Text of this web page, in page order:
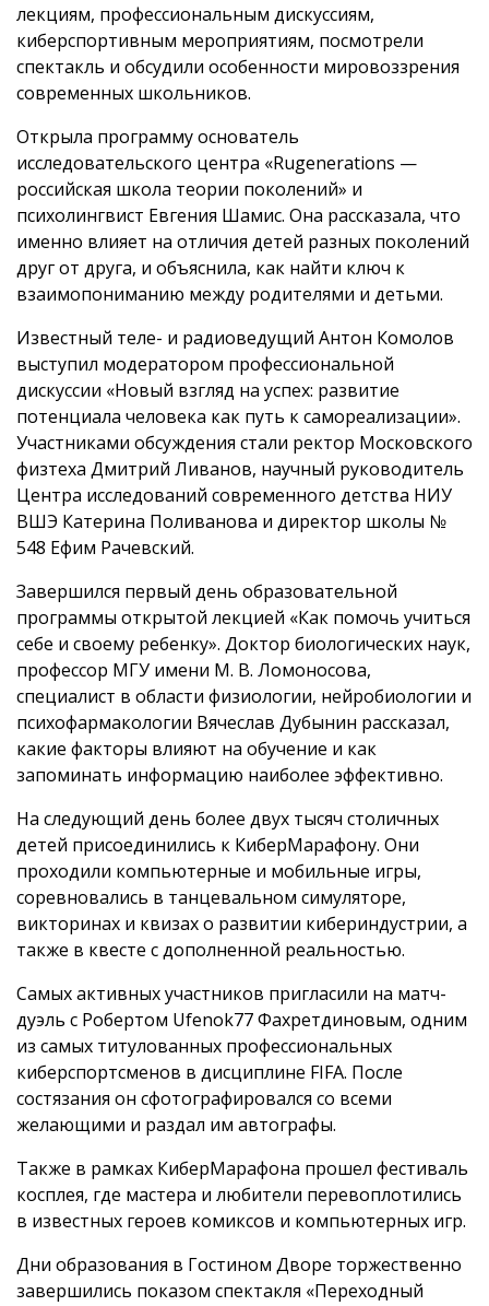
лекциям, профессиональным дискуссиям,
киберспортивным мероприятиям, посмотрели
спектакль и обсудили особенности мировоззрения
современных школьников.
Открыла программу основатель
исследовательского центра «Rugenerations —
российская школа теории поколений» и
психолингвист Евгения Шамис. Она рассказала, что
именно влияет на отличия детей разных поколений
друг от друга, и объяснила, как найти ключ к
взаимопониманию между родителями и детьми.
Известный теле- и радиоведущий Антон Комолов
выступил модератором профессиональной
дискуссии «Новый взгляд на успех: развитие
потенциала человека как путь к самореализации».
Участниками обсуждения стали ректор Московского
физтеха Дмитрий Ливанов, научный руководитель
Центра исследований современного детства НИУ
ВШЭ Катерина Поливанова и директор школы №
548 Ефим Рачевский.
Завершился первый день образовательной
программы открытой лекцией «Как помочь учиться
себе и своему ребенку». Доктор биологических наук,
профессор МГУ имени М. В. Ломоносова,
специалист в области физиологии, нейробиологии и
психофармакологии Вячеслав Дубынин рассказал,
какие факторы влияют на обучение и как
запоминать информацию наиболее эффективно.
На следующий день более двух тысяч столичных
детей присоединились к КиберМарафону. Они
проходили компьютерные и мобильные игры,
соревновались в танцевальном симуляторе,
викторинах и квизах о развитии кибериндустрии, а
также в квесте с дополненной реальностью.
Самых активных участников пригласили на матч-
дуэль с Робертом Ufenok77 Фахретдиновым, одним
из самых титулованных профессиональных
киберспортсменов в дисциплине FIFA. После
состязания он сфотографировался со всеми
желающими и раздал им автографы.
Также в рамках КиберМарафона прошел фестиваль
косплея, где мастера и любители перевоплотились
в известных героев комиксов и компьютерных игр.
Дни образования в Гостином Дворе торжественно
завершились показом спектакля «Переходный